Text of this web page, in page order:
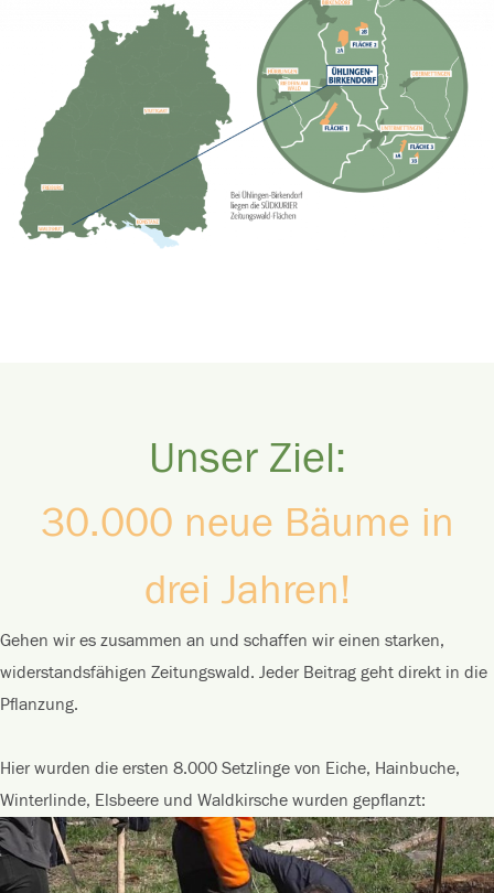
Unser Ziel:
30.000 neue Bäume in
drei Jahren!
Gehen wir es zusammen an und schaffen wir einen starken,
widerstandsfähigen Zeitungswald. Jeder Beitrag geht direkt in die
Pflanzung.
Hier wurden die ersten 8.000 Setzlinge von Eiche, Hainbuche,
Winterlinde, Elsbeere und Waldkirsche wurden gepflanzt: